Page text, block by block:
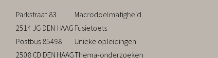
Parkstraat 83
2514 JG DEN HAAG
Postbus 85498
2508 CD DEN HAAG
Macrodoelmatigheid
Fusietoets
Unieke opleidingen
Thema-onderzoeken